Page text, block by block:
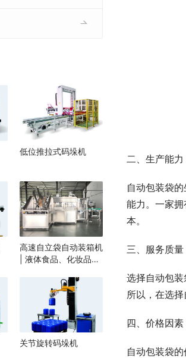
二、生产能力
自动包装袋
能力。一家
本。
三、服务质量
选择自动包
所以，在选
四、价格因素
自动包装袋
低位推拉式码垛机
高速自立袋自动装箱机
| 液体食品、化妆品自
能装箱解决方案
关节旋转码垛机